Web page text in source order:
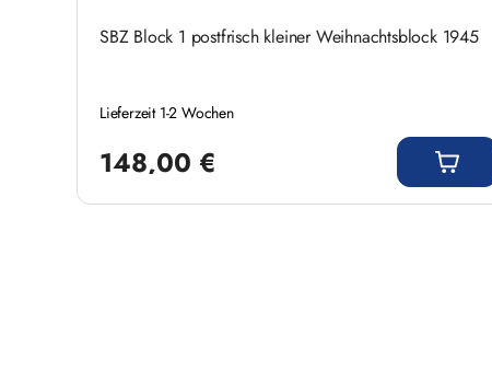
SBZ Block 1 postfrisch kleiner Weihnachtsblock 1945
Lieferzeit 1-2 Wochen
148,00 €